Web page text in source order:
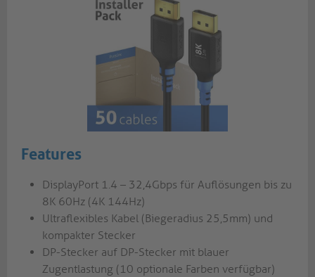
Features
DisplayPort 1.4 – 32,4Gbps für Auflösungen bis zu
8K 60Hz (4K 144Hz)
Ultraflexibles Kabel (Biegeradius 25,5mm) und
kompakter Stecker
DP-Stecker auf DP-Stecker mit blauer
Zugentlastung (10 optionale Farben verfügbar)